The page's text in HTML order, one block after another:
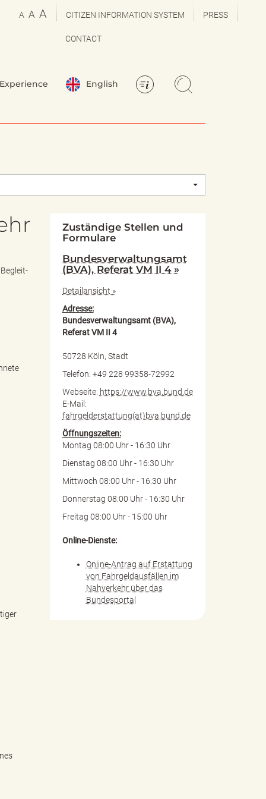
A A A CITIZEN INFORMATION SYSTEM PRESS
CONTACT
Experience English
Zuständige Stellen und
Formulare
Bundesverwaltungsamt
(BVA), Referat VM II 4 »
Detailansicht »
Adresse:
Bundesverwaltungsamt (BVA),
Referat VM II 4
50728 Köln, Stadt
Telefon: +49 228 99358-72992
Webseite: https://www.bva.bund.de
E-Mail:
fahrgelderstattung(at)bva.bund.de
Öffnungszeiten:
Montag 08:00 Uhr - 16:30 Uhr
Dienstag 08:00 Uhr - 16:30 Uhr
Mittwoch 08:00 Uhr - 16:30 Uhr
Donnerstag 08:00 Uhr - 16:30 Uhr
Freitag 08:00 Uhr - 15:00 Uhr
Online-Dienste:
Online-Antrag auf Erstattung
von Fahrgeldausfällen im
Nahverkehr über das
Bundesportal